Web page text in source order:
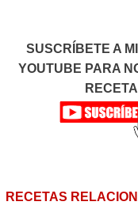
SUSCRÍBETE A
YOUTUBE PARA
RECETAS